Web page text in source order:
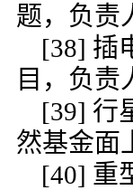
题，负责
[38] 插
目，负责
[39] 行
然基金面
[40] 重